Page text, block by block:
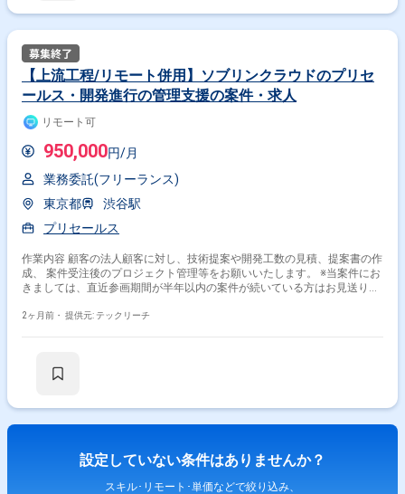
上のビジネス上級レベル必須 ・週5日稼働必須 ・エンジニア実務経験3年
以上必須 ＝＝＝＝＝ ★本案件の最新の状況は、担当者までお問合せ下さ
い。 ★期間：随時～
【上流工程/リモート併用】ソブリンクラウドのプリセ
ールス・開発進行の管理支援の案件・求人
リモート可
950,000円/月
業務委託(フリーランス)
東京都
渋谷駅
プリセールス
作業内容 顧客の法人顧客に対し、技術提案や開発工数の見積、提案書の作
成、 案件受注後のプロジェクト管理等をお願いいたします。 ※当案件にお
きましては、直近参画期間が半年以内の案件が続いている方はお見送りと
る雰囲気です。 ※成長意欲が高く、スキルを急速に伸ばしたい方に最適 ※
5日稼働必須 ・エンジニア実務経験3年以上必須 ＝＝＝＝＝ ★本案件の最
2ヶ月前・ 提供元: テックリーチ
設定していない条件はありませんか？
スキル･リモート･単価などで絞り込み、